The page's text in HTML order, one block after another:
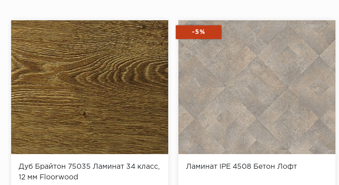
Дуб Брайтон 75035 Ламинат 34 класс,
12 мм Floorwood
-5%
Ламинат IPE 4508 Бетон Лофт